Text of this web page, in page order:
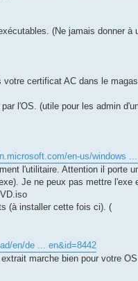
(Ne jamais donner à
certificat AC dans le
l'OS. (utile pour les admin
en-us/windows
l'utilitaire. Attention il porte
Je ne peux pas mettre l'exe
(à installer cette fois ci). (
en/de ... en&id=8442
marche bien pour votre OS